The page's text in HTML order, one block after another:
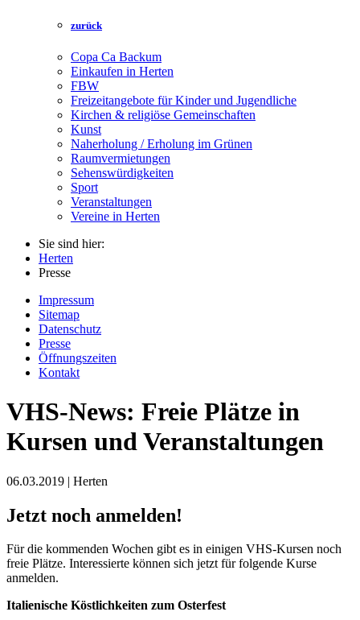
zurück
Copa Ca Backum
Einkaufen in Herten
FBW
Freizeitangebote für Kinder und Jugendliche
Kirchen & religiöse Gemeinschaften
Kunst
Naherholung / Erholung im Grünen
Raumvermietungen
Sehenswürdigkeiten
Sport
Veranstaltungen
Vereine in Herten
Sie sind hier:
Herten
Presse
Impressum
Sitemap
Datenschutz
Presse
Öffnungszeiten
Kontakt
VHS-News: Freie Plätze in
Kursen und Veranstaltungen
06.03.2019 | Herten
Jetzt noch anmelden!
Für die kommenden Wochen gibt es in einigen VHS-Kursen noch
freie Plätze. Interessierte können sich jetzt für folgende Kurse
anmelden.
Italienische Köstlichkeiten zum Osterfest